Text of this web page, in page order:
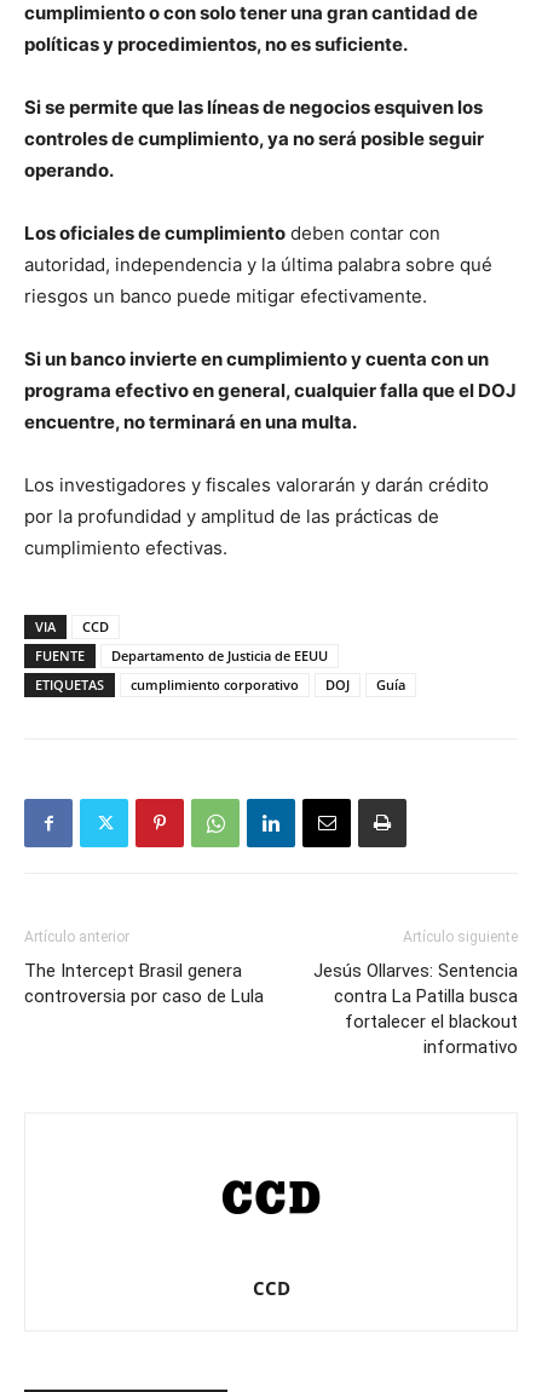
cumplimiento o con solo tener una gran cantidad de
políticas y procedimientos, no es suficiente.
Si se permite que las líneas de negocios esquiven los
controles de cumplimiento, ya no será posible seguir
operando.
Los oficiales de cumplimiento deben contar con
autoridad, independencia y la última palabra sobre qué
riesgos un banco puede mitigar efectivamente.
Si un banco invierte en cumplimiento y cuenta con un
programa efectivo en general, cualquier falla que el DOJ
encuentre, no terminará en una multa.
Los investigadores y fiscales valorarán y darán crédito
por la profundidad y amplitud de las prácticas de
cumplimiento efectivas.
VIA
CCD
FUENTE
Departamento de Justicia de EEUU
ETIQUETAS
cumplimiento corporativo DOJ Guía
Artículo anterior
The Intercept Brasil genera
controversia por caso de Lula
Artículo siguiente
Jesús Ollarves: Sentencia
contra La Patilla busca
fortalecer el blackout
informativo
CCD